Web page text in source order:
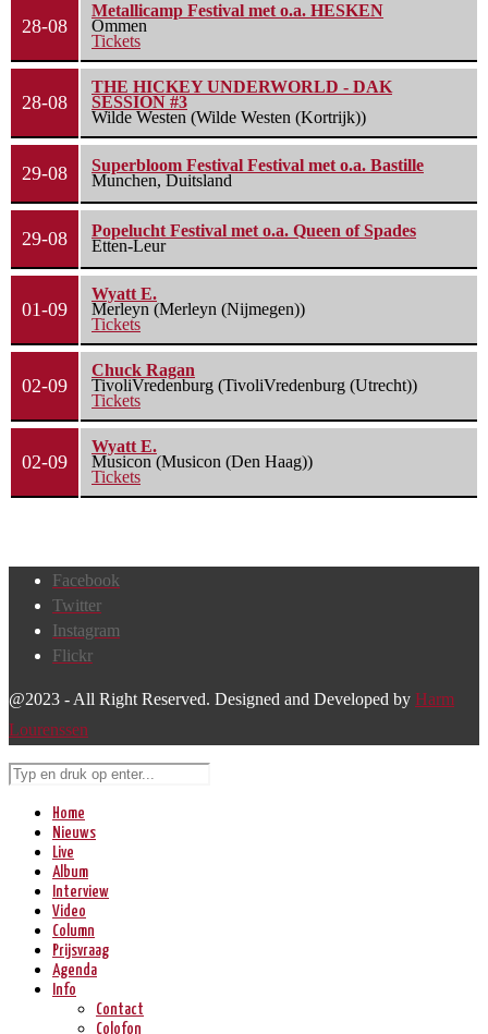
28-08
Metallicamp Festival met o.a. HESKEN
Ommen
Tickets
28-08
THE HICKEY UNDERWORLD - DAK
SESSION #3
Wilde Westen (Wilde Westen (Kortrijk))
29-08
Superbloom Festival Festival met o.a. Bastille
Munchen, Duitsland
29-08
Popelucht Festival met o.a. Queen of Spades
Etten-Leur
01-09
Wyatt E.
Merleyn (Merleyn (Nijmegen))
Tickets
02-09
Chuck Ragan
TivoliVredenburg (TivoliVredenburg (Utrecht))
Tickets
02-09
Wyatt E.
Musicon (Musicon (Den Haag))
Tickets
Facebook
Twitter
Instagram
Flickr
@2023 - All Right Reserved. Designed and Developed by Harm
Lourenssen
Home
Nieuws
Live
Album
Interview
Video
Column
Prijsvraag
Agenda
Info
Contact
Colofon